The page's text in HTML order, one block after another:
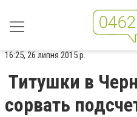
16:25, 26 липня 2015 р.
Титушки в
сорвать